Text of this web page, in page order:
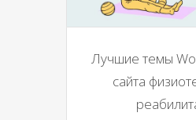
Лучшие темы
сайта